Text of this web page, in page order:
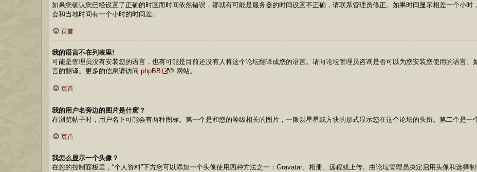
如果您确认您已经设置了正确的时区而时间依然错误，那就有可能是服务器的时间设置不正确，请联系管理员修正。如果时间显示相差一个小
会和当地时间有一个小时的时间差。
页首
我的语言不在列表里!
可能是管理员没有安装您的语言，也有可能是目前还没有人将这个论坛翻译成您的语言。请向论坛管理员咨询是否可以为您安装您使用的语言
言的翻译。更多的信息请访问 phpBB ® 网站。
页首
我的用户名旁边的图片是什麽？
在浏览帖子时，用户名下可能会有两种图标。第一个是和您的等级相关的图片，一般以星星或方块的形式显示您在这个论坛的头衔。第二个是一
页首
我怎么显示一个头像？
在您的控制面板里，“个人资料”下方您可以添加一个头像使用四种方法之一：Gravatar、相册、远程或上传。由论坛管理员决定启用头像和选择